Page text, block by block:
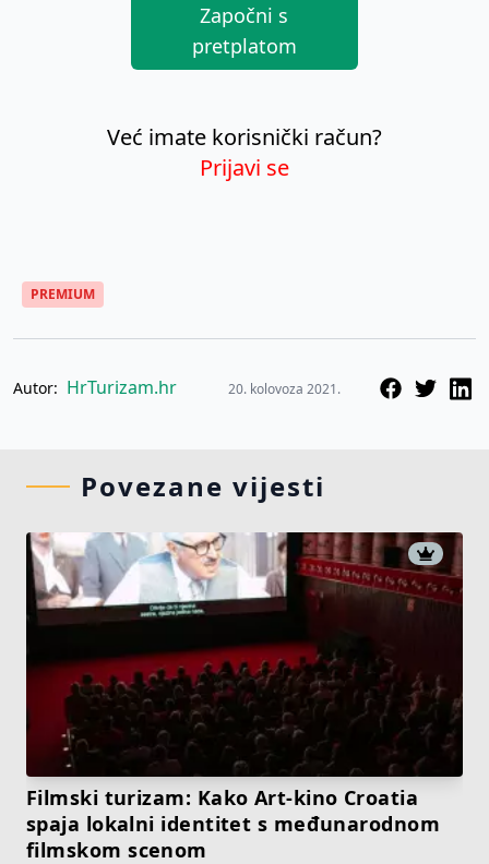
Započni s
pretplatom
Već imate korisnički račun?
Prijavi se
PREMIUM
Autor: HrTurizam.hr 20. kolovoza 2021.
Povezane vijesti
Filmski turizam: Kako Art-kino Croatia
spaja lokalni identitet s međunarodnom
filmskom scenom